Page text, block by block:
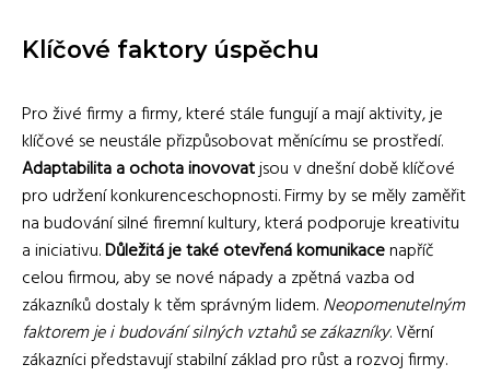
Klíčové faktory úspěchu
Pro živé firmy a firmy, které stále fungují a mají aktivity, je
klíčové se neustále přizpůsobovat měnícímu se prostředí.
Adaptabilita a ochota inovovatjsou v dnešní době klíčové
pro udržení konkurenceschopnosti. Firmy by se měly zaměřit
na budování silné firemní kultury, která podporuje kreativitu
a iniciativu.Důležitá je také otevřená komunikacenapříč
celou firmou, aby se nové nápady a zpětná vazba od
zákazníků dostaly k těm správným lidem.Neopomenutelným
faktorem je i budování silných vztahů se zákazníky. Věrní
zákazníci představují stabilní základ pro růst a rozvoj firmy.